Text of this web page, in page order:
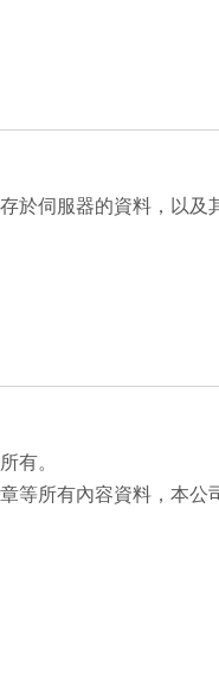
伺服器的資料，以及
有。
所有內容資料，本公